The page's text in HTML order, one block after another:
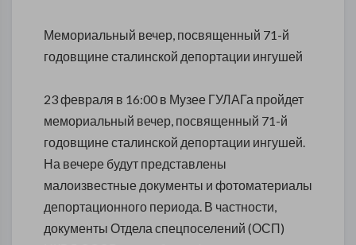
Мемориальный вечер, посвященный 71-й
годовщине сталинской депортации ингушей
23 февраля в 16:00 в Музее ГУЛАГа пройдет
мемориальный вечер, посвященный 71-й
годовщине сталинской депортации ингушей.
На вечере будут представлены
малоизвестные документы и фотоматериалы
депортационного периода. В частности,
документы Отдела спецпоселений (ОСП)